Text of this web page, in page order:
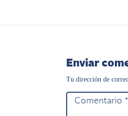
Enviar
Tu dirección de